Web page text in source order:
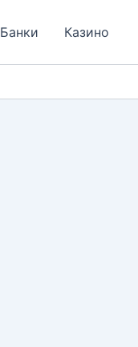
Банки Казино